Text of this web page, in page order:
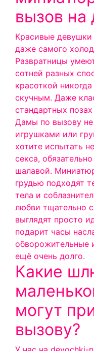
вызов на
Красивые девушки
даже самого
Развратницы
сотней разных
красоткой
скучным. Даже
стандартных
Дамы по вызову
игрушками или
хотите испытать
секса,
шалавой.
грудью подходят
тела и
любви тщательно
выглядят просто
подарит часы
обворожительные
ещё очень долго.
Какие
могут
вызову?